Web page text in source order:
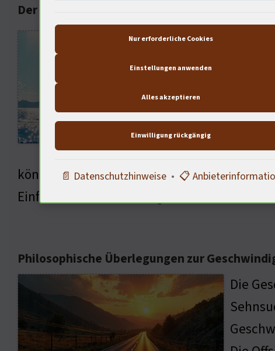
Der Einfluss der Technologie auf das Segeln
Die
den
könnten wir in den nächsten Jahren
Einfluss dieser Technologie auf unsere
Philosophische Überlegungen zur
Die
Nur erforderliche Cookies
Einstellungen anwenden
Alles akzeptieren
Einwilligung rückgängig
📄 Datenschutzhinweise• 📋